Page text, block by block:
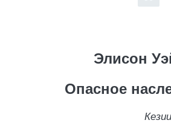
Элисон
Опасное